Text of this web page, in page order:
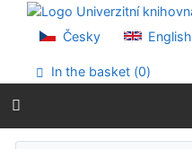
Go to content
Go to menu
Accessibility declaration
Česky English
In the basket (0)